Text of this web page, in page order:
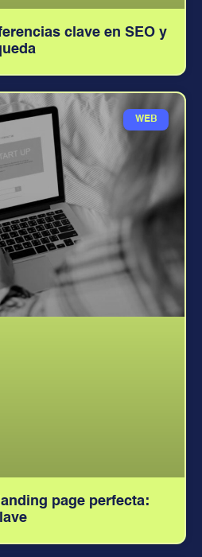
clave en SEO y
WEB
page perfecta: